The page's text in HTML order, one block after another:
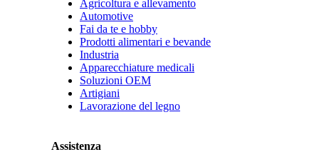
Agricoltura e allevamento
Automotive
Fai da te e hobby
Prodotti alimentari e bevande
Industria
Apparecchiature medicali
Soluzioni OEM
Artigiani
Lavorazione del legno
Assistenza